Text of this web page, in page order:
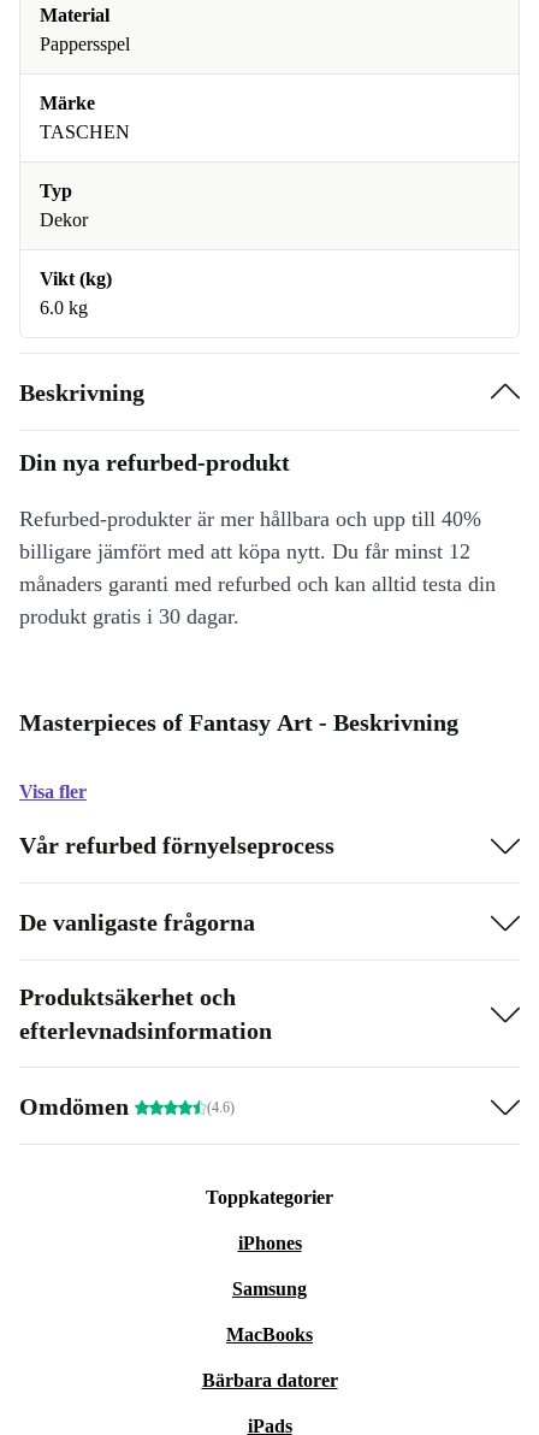
Material
Pappersspel
Märke
TASCHEN
Typ
Dekor
Vikt (kg)
6.0 kg
Beskrivning
Din nya refurbed-produkt
Refurbed-produkter är mer hållbara och upp till 40%
billigare jämfört med att köpa nytt. Du får minst 12
månaders garanti med refurbed och kan alltid testa din
produkt gratis i 30 dagar.
Masterpieces of Fantasy Art - Beskrivning
Visa fler
Vår refurbed förnyelseprocess
De vanligaste frågorna
Produktsäkerhet och
efterlevnadsinformation
Omdömen (4.6)
Toppkategorier
iPhones
Samsung
MacBooks
Bärbara datorer
iPads